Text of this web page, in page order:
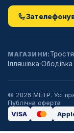
МАГАЗИНИ:
Ілляшівка·Ободівка
© 2026 МЕТР. Усі
Публічна оферта
VISA